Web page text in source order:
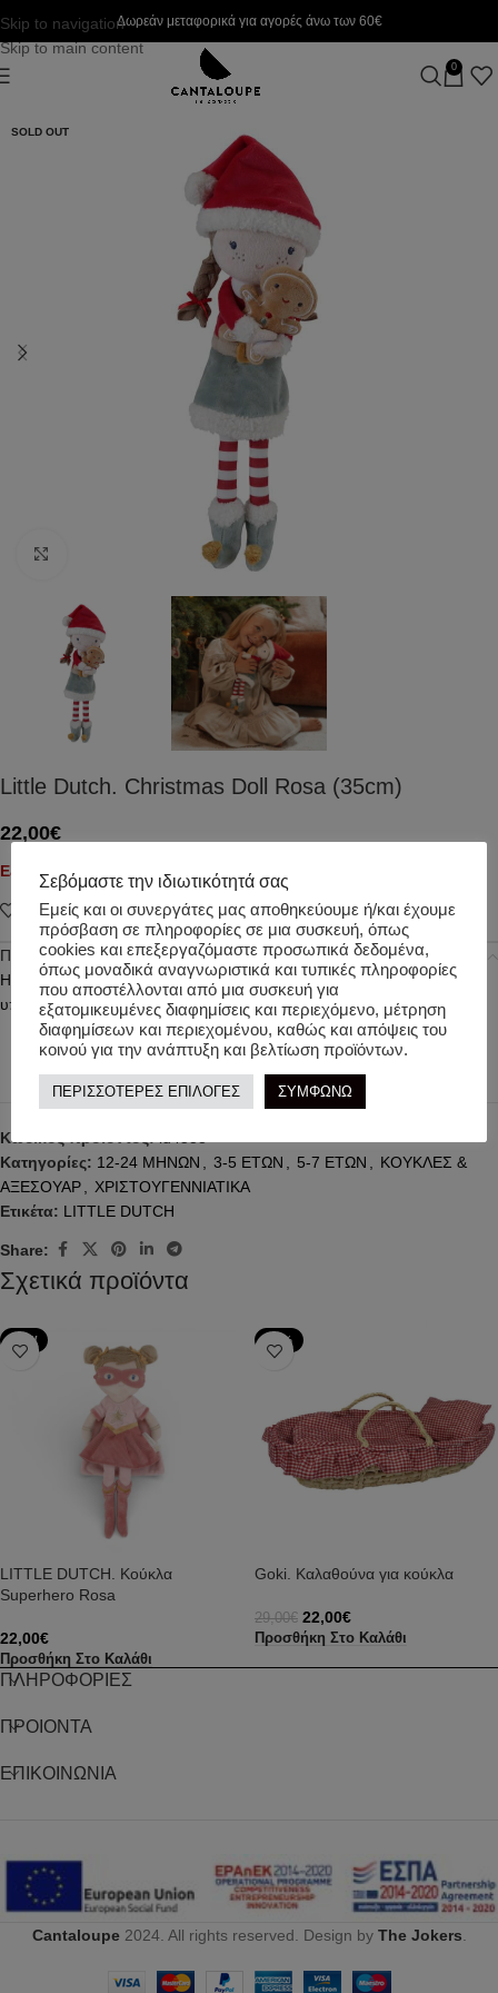
Skip to navigation
Skip to main content
Δωρεάν μεταφορικά για αγορές άνω των 60€
0
SOLD OUT
Little Dutch. Christmas Doll Rosa (35cm)
22,00€
Εξαντλημένο
Add to wishlist
Περιγραφή
H γνωστή και πολυαγαπήμενη Rosa βάζει τα γιορτινά της και μας
υποδέχεται για τα Χριστούγεννα!
Κωδικός προϊόντος:ld4538
Κατηγορίες: 12-24 ΜΗΝΩΝ , 3-5 ΕΤΩΝ , 5-7 ΕΤΩΝ , ΚΟΥΚΛΕΣ &
ΑΞΕΣΟΥΑΡ, ΧΡΙΣΤΟΥΓΕΝΝΙΑΤΙΚΑ
Ετικέτα: LITTLE DUTCH
Share:
Σχετικά προϊόντα
NEW
LITTLE DUTCH. Κούκλα
Superhero Rosa
22,00€
Προσθήκη Στο Καλάθι
-24%
Goki. Καλαθούνα για κούκλα
29,00€ 22,00€
Προσθήκη Στο Καλάθι
ΠΛΗΡΟΦΟΡΙΕΣ
ΠΡΟΙΟΝΤΑ
ΕΠΙΚΟΙΝΩΝΙΑ
Cantaloupe 2024. All rights reserved. Design by The Jokers
Σεβόμαστε την ιδιωτικότητά σας
Εμείς και οι συνεργάτες μας αποθηκεύουμε ή/και έχουμε
πρόσβαση σε πληροφορίες σε μια συσκευή, όπως
cookies και επεξεργαζόμαστε προσωπικά δεδομένα,
όπως μοναδικά αναγνωριστικά και τυπικές πληροφορίες
που αποστέλλονται από μια συσκευή για
εξατομικευμένες διαφημίσεις και περιεχόμενο, μέτρηση
διαφημίσεων και περιεχομένου, καθώς και απόψεις του
κοινού για την ανάπτυξη και βελτίωση προϊόντων.
ΠΕΡΙΣΣΟΤΕΡΕΣ ΕΠΙΛΟΓΕΣ ΣΥΜΦΩΝΩ